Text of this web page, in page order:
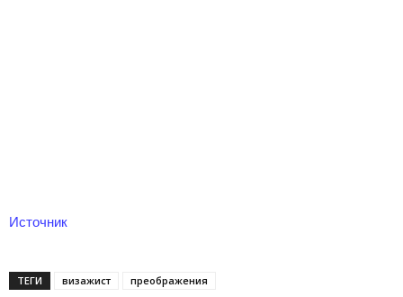
Источник
ТЕГИ визажист преображения